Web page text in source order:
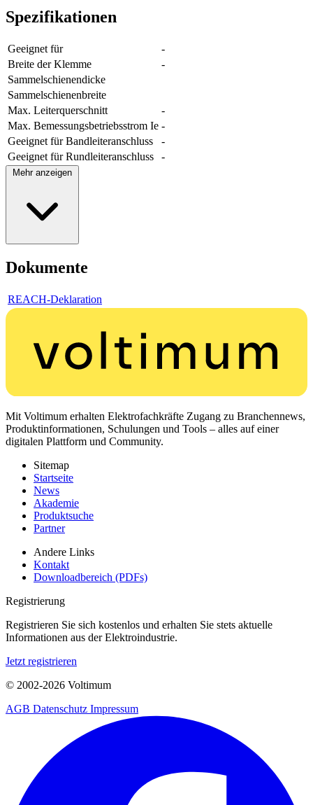
Spezifikationen
Geeignet für
-
Breite der Klemme
-
Sammelschienendicke
Sammelschienenbreite
Max. Leiterquerschnitt
-
Max. Bemessungsbetriebsstrom Ie -
Geeignet für Bandleiteranschluss
-
Geeignet für Rundleiteranschluss
-
Mehr anzeigen
Dokumente
REACH-Deklaration
Mit Voltimum erhalten Elektrofachkräfte Zugang zu Branchennews,
Produktinformationen, Schulungen und Tools – alles auf einer
digitalen Plattform und Community.
Sitemap
Startseite
News
Akademie
Produktsuche
Partner
Andere Links
Kontakt
Downloadbereich (PDFs)
Registrierung
Registrieren Sie sich kostenlos und erhalten Sie stets aktuelle
Informationen aus der Elektroindustrie.
Jetzt registrieren
© 2002-2026 Voltimum
AGB Datenschutz Impressum